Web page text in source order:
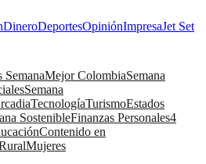
DineroDeportesOpiniónImpresaJet Set
SemanaMejor ColombiaSemana
Semana
TecnologíaTurismoEstados
SostenibleFinanzas Personales4
Contenido en
Mujeres